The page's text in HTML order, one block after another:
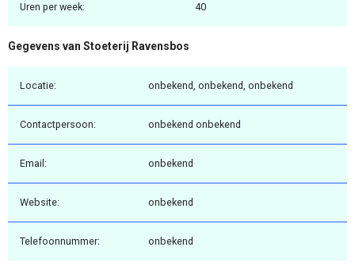
Uren per week: 40
Gegevens van Stoeterij Ravensbos
Locatie: onbekend, onbekend, onbekend
Contactpersoon: onbekend onbekend
Email: onbekend
Website: onbekend
Telefoonnummer: onbekend